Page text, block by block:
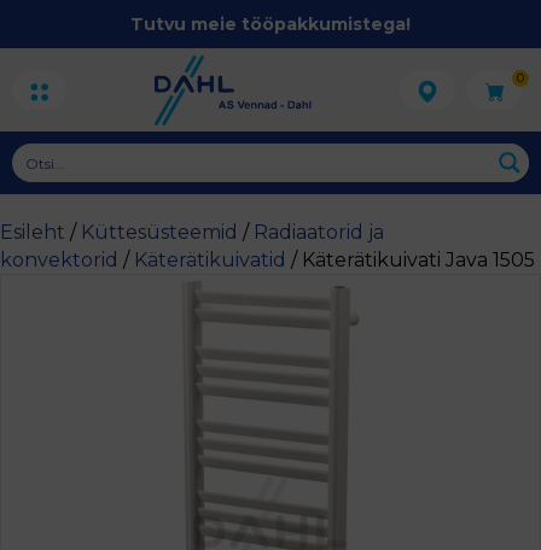
Tutvu meie tööpakkumistega!
0
Esileht / Küttesüsteemid / Radiaatorid ja
konvektorid / Käterätikuivatid / Käterätikuivati Java 1505